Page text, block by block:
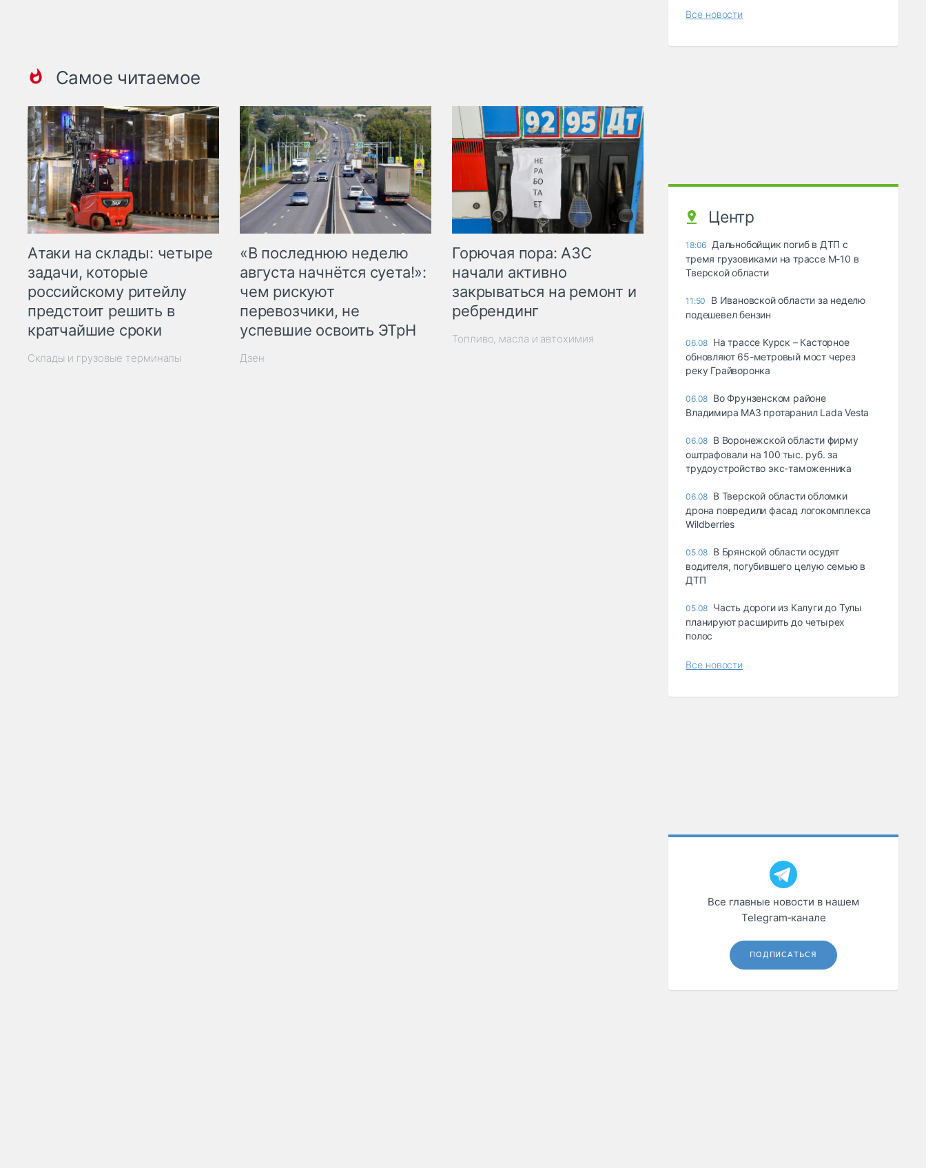
Самое читаемое
Атаки на склады: четыре
задачи, которые
российскому ритейлу
предстоит решить в
кратчайшие сроки
Склады и грузовые терминалы
«В последнюю неделю
августа начнётся суета!»:
чем рискуют
перевозчики, не
успевшие освоить ЭТрН
Дзен
Горючая пора: АЗС
начали активно
закрываться на ремонт и
ребрендинг
Топливо, масла и автохимия
Все новости
Центр
18:06 Дальнобойщик погиб в ДТП с
тремя грузовиками на трассе М-10 в
Тверской области
11:50
В Ивановской области за неделю
подешевел бензин
06.08 На трассе Курск – Касторное
обновляют 65-метровый мост через
реку Грайворонка
06.08 Во Фрунзенском районе
Владимира МАЗ протаранил Lada Vesta
06.08 В Воронежской области фирму
оштрафовали на 100 тыс. руб. за
трудоустройство экс-таможенника
06.08 В Тверской области обломки
дрона повредили фасад логокомплекса
Wildberries
05.08 В Брянской области осудят
водителя, погубившего целую семью в
ДТП
05.08 Часть дороги из Калуги до Тулы
планируют расширить до четырех
полос
Все новости
Все главные новости в нашем
Telegram‑канале
ПОДПИСАТЬСЯ